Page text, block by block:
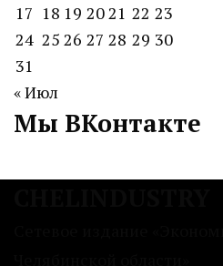
17 18 19 2021 22 23
24 25 26 27 28 29 30
31
« Июл
Мы ВКонтакте